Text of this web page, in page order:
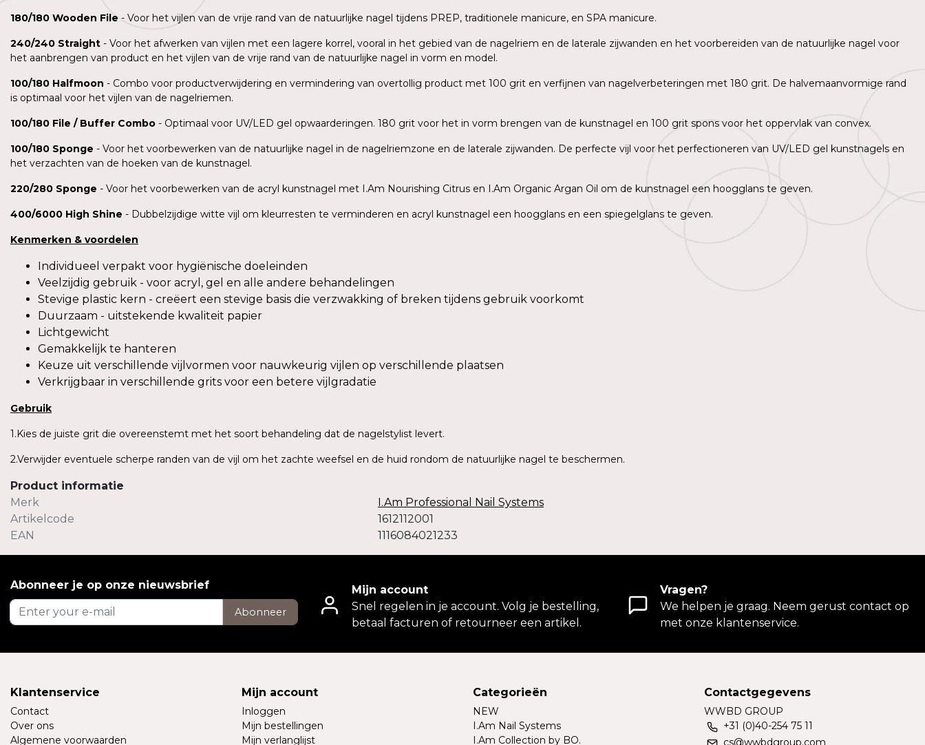
180/180 Wooden File - Voor het vijlen van de vrije rand van de natuurlijke nagel tijdens PREP, traditionele manicure, en SPA manicure.
240/240 Straight - Voor het afwerken van vijlen met een lagere korrel, vooral in het gebied van de nagelriem en de laterale zijwanden en het voorbereiden van de natuurlijke nagel voor
het aanbrengen van product en het vijlen van de vrije rand van de natuurlijke nagel in vorm en model.
100/180 Halfmoon - Combo voor productverwijdering en vermindering van overtollig product met 100 grit en verfijnen van nagelverbeteringen met 180 grit. De halvemaanvormige rand
is optimaal voor het vijlen van de nagelriemen.
100/180 File / Buffer Combo - Optimaal voor UV/LED gel opwaarderingen. 180 grit voor het in vorm brengen van de kunstnagel en 100 grit spons voor het oppervlak van convex.
100/180 Sponge - Voor het voorbewerken van de natuurlijke nagel in de nagelriemzone en de laterale zijwanden. De perfecte vijl voor het perfectioneren van UV/LED gel kunstnagels en
het verzachten van de hoeken van de kunstnagel.
220/280 Sponge - Voor het voorbewerken van de acryl kunstnagel met I.Am Nourishing Citrus en I.Am Organic Argan Oil om de kunstnagel een hoogglans te geven.
400/6000 High Shine - Dubbelzijdige witte vijl om kleurresten te verminderen en acryl kunstnagel een hoogglans en een spiegelglans te geven.
Kenmerken & voordelen
Individueel verpakt voor hygiënische doeleinden
Veelzijdig gebruik - voor acryl, gel en alle andere behandelingen
Stevige plastic kern - creëert een stevige basis die verzwakking of breken tijdens gebruik voorkomt
Duurzaam - uitstekende kwaliteit papier
Lichtgewicht
Gemakkelijk te hanteren
Keuze uit verschillende vijlvormen voor nauwkeurig vijlen op verschillende plaatsen
Verkrijgbaar in verschillende grits voor een betere vijlgradatie
Gebruik
1.Kies de juiste grit die overeenstemt met het soort behandeling dat de nagelstylist levert.
2.Verwijder eventuele scherpe randen van de vijl om het zachte weefsel en de huid rondom de natuurlijke nagel te beschermen.
Product informatie
Merk
I.Am Professional Nail Systems
Artikelcode
1612112001
EAN
1116084021233
Abonneer je op onze nieuwsbrief
Abonneer
Mijn account
Snel regelen in je account. Volg je bestelling,
betaal facturen of retourneer een artikel.
Vragen?
We helpen je graag. Neem gerust contact op
met onze klantenservice.
Klantenservice
Contact
Over ons
Algemene voorwaarden
Mijn account
Inloggen
Mijn bestellingen
Mijn verlanglijst
Categorieën
NEW
I.Am Nail Systems
I.Am Collection by BO.
Contactgegevens
WWBD GROUP
+31 (0)40-254 75 11
cs@wwbdgroup.com